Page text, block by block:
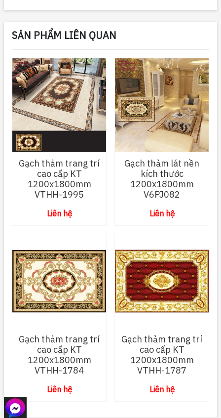
SẢN PHẨM LIÊN QUAN
Gạch thảm trang trí
cao cấp KT
1200x1800mm
VTHH-1995
Liên hệ
Gạch thảm lát nền
kích thước
1200x1800mm
V6PJ082
Liên hệ
Gạch thảm trang trí
cao cấp KT
1200x1800mm
VTHH-1784
Liên hệ
Gạch thảm trang trí
cao cấp KT
1200x1800mm
VTHH-1787
Liên hệ